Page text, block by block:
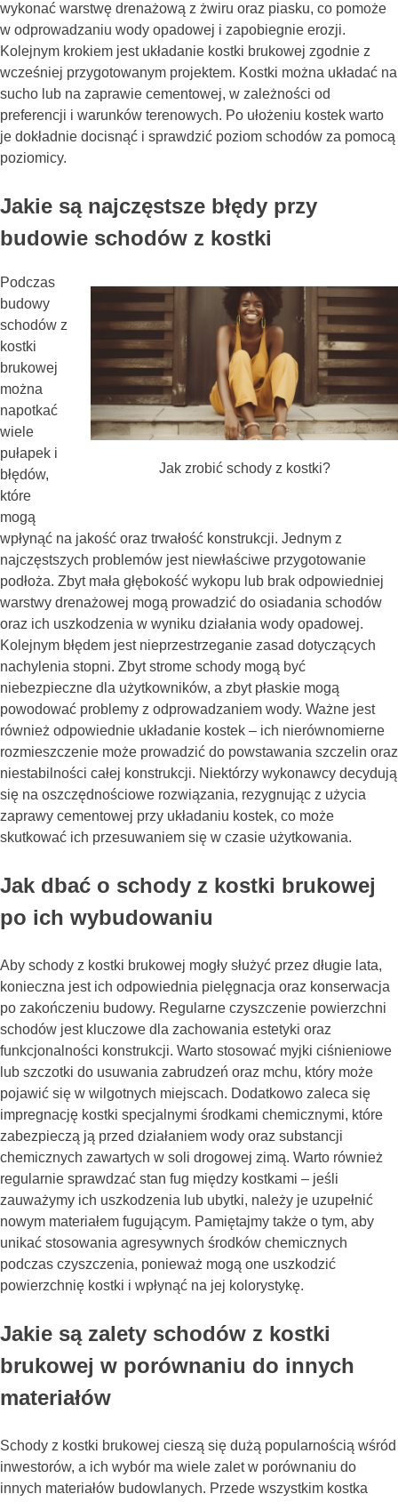
wykonać warstwę drenażową z żwiru oraz piasku, co pomoże
w odprowadzaniu wody opadowej i zapobiegnie erozji.
Kolejnym krokiem jest układanie kostki brukowej zgodnie z
wcześniej przygotowanym projektem. Kostki można układać na
sucho lub na zaprawie cementowej, w zależności od
preferencji i warunków terenowych. Po ułożeniu kostek warto
je dokładnie docisnąć i sprawdzić poziom schodów za pomocą
poziomicy.
Jakie są najczęstsze błędy przy
budowie schodów z kostki
Jak zrobić schody z kostki?
Podczas
budowy
schodów z
kostki
brukowej
można
napotkać
wiele
pułapek i
błędów,
które
mogą
wpłynąć na jakość oraz trwałość konstrukcji. Jednym z
najczęstszych problemów jest niewłaściwe przygotowanie
podłoża. Zbyt mała głębokość wykopu lub brak odpowiedniej
warstwy drenażowej mogą prowadzić do osiadania schodów
oraz ich uszkodzenia w wyniku działania wody opadowej.
Kolejnym błędem jest nieprzestrzeganie zasad dotyczących
nachylenia stopni. Zbyt strome schody mogą być
niebezpieczne dla użytkowników, a zbyt płaskie mogą
powodować problemy z odprowadzaniem wody. Ważne jest
również odpowiednie układanie kostek – ich nierównomierne
rozmieszczenie może prowadzić do powstawania szczelin oraz
niestabilności całej konstrukcji. Niektórzy wykonawcy decydują
się na oszczędnościowe rozwiązania, rezygnując z użycia
zaprawy cementowej przy układaniu kostek, co może
skutkować ich przesuwaniem się w czasie użytkowania.
Jak dbać o schody z kostki brukowej
po ich wybudowaniu
Aby schody z kostki brukowej mogły służyć przez długie lata,
konieczna jest ich odpowiednia pielęgnacja oraz konserwacja
po zakończeniu budowy. Regularne czyszczenie powierzchni
schodów jest kluczowe dla zachowania estetyki oraz
funkcjonalności konstrukcji. Warto stosować myjki ciśnieniowe
lub szczotki do usuwania zabrudzeń oraz mchu, który może
pojawić się w wilgotnych miejscach. Dodatkowo zaleca się
impregnację kostki specjalnymi środkami chemicznymi, które
zabezpieczą ją przed działaniem wody oraz substancji
chemicznych zawartych w soli drogowej zimą. Warto również
regularnie sprawdzać stan fug między kostkami – jeśli
zauważymy ich uszkodzenia lub ubytki, należy je uzupełnić
nowym materiałem fugującym. Pamiętajmy także o tym, aby
unikać stosowania agresywnych środków chemicznych
podczas czyszczenia, ponieważ mogą one uszkodzić
powierzchnię kostki i wpłynąć na jej kolorystykę.
Jakie są zalety schodów z kostki
brukowej w porównaniu do innych
materiałów
Schody z kostki brukowej cieszą się dużą popularnością wśród
inwestorów, a ich wybór ma wiele zalet w porównaniu do
innych materiałów budowlanych. Przede wszystkim kostka